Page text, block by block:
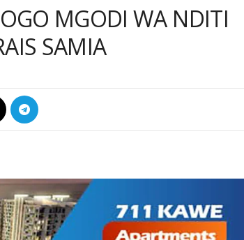
MGODI WA NDITI
SAMIA